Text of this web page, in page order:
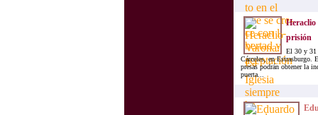
Heraclio
prisión
El 30 y 31
Cárceles, en Estrasburgo.
presas podrán obtener la
puerta...